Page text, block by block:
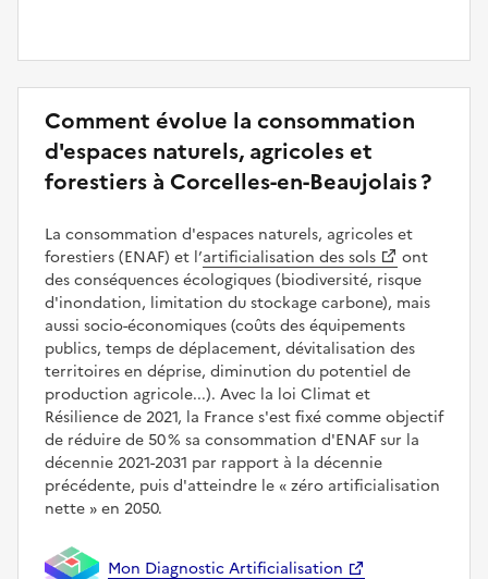
Comment évolue la consommation
d'espaces naturels, agricoles et
forestiers à Corcelles-en-Beaujolais ?
La consommation d'espaces naturels, agricoles et
forestiers (ENAF) et l’artificialisation des sols
ont
des conséquences écologiques (biodiversité, risque
d'inondation, limitation du stockage carbone), mais
aussi socio-économiques (coûts des équipements
publics, temps de déplacement, dévitalisation des
territoires en déprise, diminution du potentiel de
production agricole...). Avec la loi Climat et
Résilience de 2021, la France s'est fixé comme objectif
de réduire de 50 % sa consommation d'ENAF sur la
décennie 2021-2031 par rapport à la décennie
précédente, puis d'atteindre le
zéro artificialisation
nette
en 2050.
Mon Diagnostic Artificialisation